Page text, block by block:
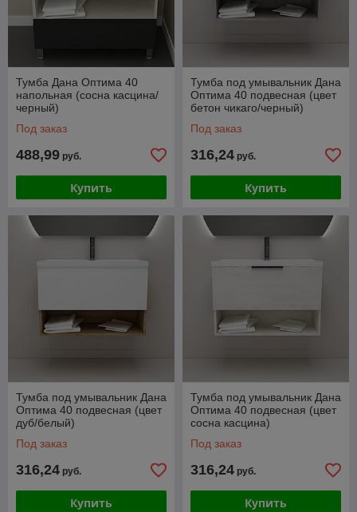
Тумба Дана Оптима 40
напольная (сосна касцина/
черный)
Под заказ
488,99 руб.
Купить
Тумба под умывальник Дана
Оптима 40 подвесная (цвет
бетон чикаго/черный)
Под заказ
316,24 руб.
Купить
Тумба под умывальник Дана
Оптима 40 подвесная (цвет
дуб/белый)
Под заказ
316,24 руб.
Купить
Тумба под умывальник Дана
Оптима 40 подвесная (цвет
сосна касцина)
Под заказ
316,24 руб.
Купить